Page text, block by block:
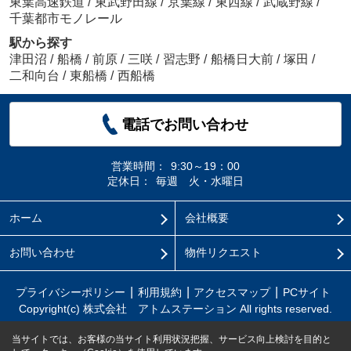
千葉都市モノレール
駅から探す
津田沼 / 船橋 / 前原 / 三咲 / 習志野 / 船橋日大前 / 塚田 /
二和向台 / 東船橋 / 西船橋
電話でお問い合わせ
営業時間：
9:30～19：00
定休日：
毎週 火・水曜日
ホーム 会社概要
お問い合わせ 物件リクエスト
プライバシーポリシー 利用規約 アクセスマップ
PCサイト
Copyright(c) 株式会社 アトムステーション All rights reserved.
当サイトでは、お客様の当サイト利用状況把握、サービス向上検討を目的と